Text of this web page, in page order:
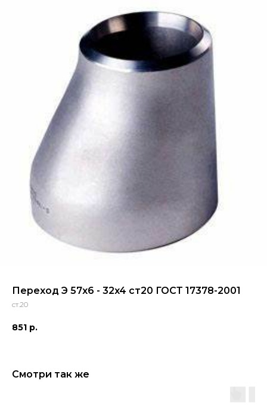
Переход Э 57x6 - 32x4 ст20 ГОСТ 17378-2001
ст.20
851 р.
Смотри так же